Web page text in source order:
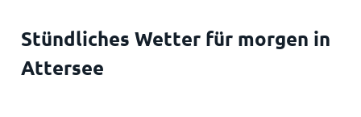
Stündliches Wetter für morgen in
Attersee